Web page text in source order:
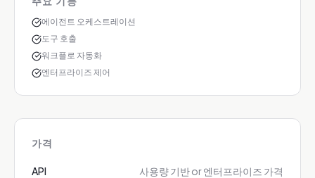
에이전트 오케스트레이션
도구 호출
워크플로 자동화
엔터프라이즈 제어
가격
API 사용량 기반 or 엔터프라이즈 가격